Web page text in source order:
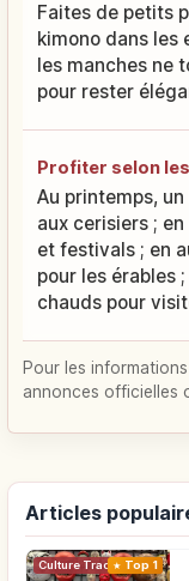
Faites de petits
kimono dans les
les manches ne
pour rester
Profiter selon
Au printemps,
aux cerisiers ;
et festivals ; en
pour les érables
chauds pour
Pour les
annonces officielles
Articles
Culture Traditionnelle
Top 1